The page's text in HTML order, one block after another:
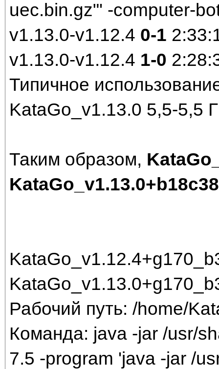
uec.bin.gz"' -computer-
v1.13.0-v1.12.4 0-1
v1.13.0-v1.12.4 1-0
Типичное
KataGo_v1.13.0 5,5-5,5
Таким образом,
Рабочий путь: /home/
Команда: java -jar /usr/
7.5 -program 'java -jar /